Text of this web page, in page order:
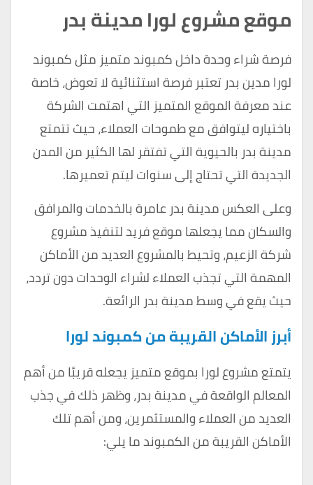
موقع مشروع لورا مدينة بدر
فرصة شراء وحدة داخل كمبوند متميز مثل كمبوند
لورا مدين بدر تعتبر فرصة استثنائية لا تعوض، خاصة
عند معرفة الموقع المتميز التي اهتمت الشركة
باختياره ليتوافق مع طموحات العملاء، حيث تتمتع
مدينة بدر بالحيوية التي تفتقر لها الكثير من المدن
الجديدة التي تحتاج إلى سنوات ليتم تعميرها.
وعلى العكس مدينة بدر عامرة بالخدمات والمرافق
والسكان مما يجعلها موقع فريد لتنفيذ مشروع
شركة الزعيم، وتحيط بالمشروع العديد من الأماكن
المهمة التي تجذب العملاء لشراء الوحدات دون تردد،
حيث يقع في وسط مدينة بدر الرائعة.
أبرز الأماكن القريبة من كمبوند لورا
يتمتع مشروع لورا بموقع متميز يجعله قريبًا من أهم
المعالم الواقعة في مدينة بدر، وظهر ذلك في جذب
العديد من العملاء والمستثمرين، ومن أهم تلك
الأماكن القريبة من الكمبوند ما يلي: